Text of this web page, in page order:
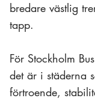
bredare västlig
tapp.
För Stockholm
det är i städerna
förtroende,